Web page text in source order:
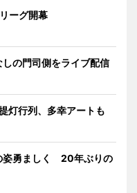
ーグ開幕
の門司側をライブ配信
灯行列、多幸アートも
姿勇ましく 20年ぶりの